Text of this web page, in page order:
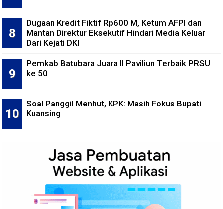
Dugaan Kredit Fiktif Rp600 M, Ketum AFPI dan
Mantan Direktur Eksekutif Hindari Media Keluar
Dari Kejati DKI
Pemkab Batubara Juara II Paviliun Terbaik PRSU
ke 50
Soal Panggil Menhut, KPK: Masih Fokus Bupati
Kuansing